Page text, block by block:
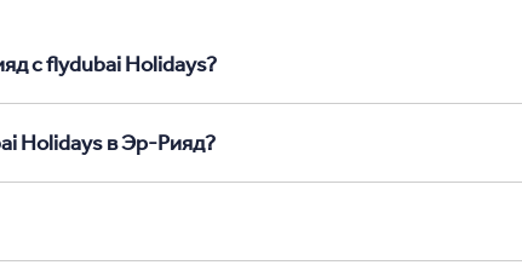
с flydubai Holidays?
Holidays в Эр-Рияд?